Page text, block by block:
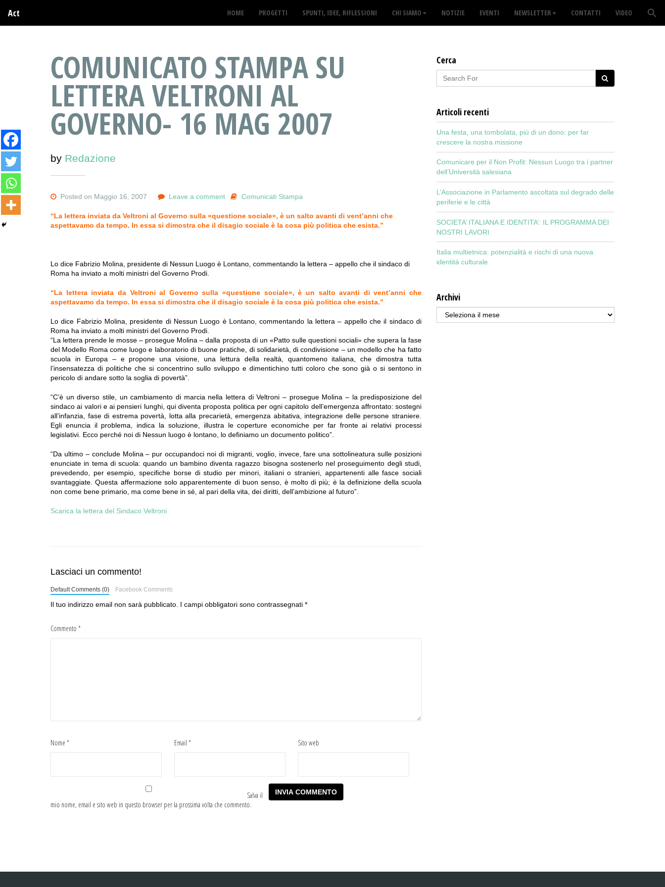
Act HOME PROGETTI SPUNTI, IDEE, RIFLESSIONI CHI SIAMO NOTIZIE EVENTI NEWSLETTER CONTATTI VIDEO
COMUNICATO STAMPA SU
LETTERA VELTRONI AL
GOVERNO- 16 MAG 2007
by Redazione
Posted on Maggio 16, 2007 Leave a comment Comunicati Stampa
“La lettera inviata da Veltroni al Governo sulla «questione sociale», è un salto avanti di vent’anni che
aspettavamo da tempo. In essa si dimostra che il disagio sociale è la cosa più politica che esista.”
Lo dice Fabrizio Molina, presidente di Nessun Luogo è Lontano, commentando la lettera – appello che il sindaco di
Roma ha inviato a molti ministri del Governo Prodi.
“La lettera inviata da Veltroni al Governo sulla «questione sociale», è un salto avanti di vent’anni che
aspettavamo da tempo. In essa si dimostra che il disagio sociale è la cosa più politica che esista.”
Lo dice Fabrizio Molina, presidente di Nessun Luogo è Lontano, commentando la lettera – appello che il sindaco di
Roma ha inviato a molti ministri del Governo Prodi.
“La lettera prende le mosse – prosegue Molina – dalla proposta di un «Patto sulle questioni sociali» che supera la fase
del Modello Roma come luogo e laboratorio di buone pratiche, di solidarietà, di condivisione – un modello che ha fatto
scuola in Europa – e propone una visione, una lettura della realtà, quantomeno italiana, che dimostra tutta
l’insensatezza di politiche che si concentrino sullo sviluppo e dimentichino tutti coloro che sono già o si sentono in
pericolo di andare sotto la soglia di povertà”.
“C’è un diverso stile, un cambiamento di marcia nella lettera di Veltroni – prosegue Molina – la predisposizione del
sindaco ai valori e ai pensieri lunghi, qui diventa proposta politica per ogni capitolo dell’emergenza affrontato: sostegni
all’infanzia, fase di estrema povertà, lotta alla precarietà, emergenza abitativa, integrazione delle persone straniere.
Egli enuncia il problema, indica la soluzione, illustra le coperture economiche per far fronte ai relativi processi
legislativi. Ecco perché noi di Nessun luogo è lontano, lo definiamo un documento politico”.
“Da ultimo – conclude Molina – pur occupandoci noi di migranti, voglio, invece, fare una sottolineatura sulle posizioni
enunciate in tema di scuola: quando un bambino diventa ragazzo bisogna sostenerlo nel proseguimento degli studi,
prevedendo, per esempio, specifiche borse di studio per minori, italiani o stranieri, appartenenti alle fasce sociali
svantaggiate. Questa affermazione solo apparentemente di buon senso, è molto di più; è la definizione della scuola
non come bene primario, ma come bene in sé, al pari della vita, dei diritti, dell’ambizione al futuro”.
Scarica la lettera del Sindaco Veltroni
Lasciaci un commento!
Default Comments (0) Facebook Comments
Il tuo indirizzo email non sarà pubblicato. I campi obbligatori sono contrassegnati *
Commento *
Nome * Email * Sito web
Salva il
mio nome, email e sito web in questo browser per la prossima volta che commento.
Cerca
Articoli recenti
Una festa, una tombolata, più di un dono: per far
crescere la nostra missione
Comunicare per il Non Profit: Nessun Luogo tra i partner
dell’Università salesiana
L’Associazione in Parlamento ascoltata sul degrado delle
periferie e le città
SOCIETA’ ITALIANA E IDENTITA’: IL PROGRAMMA DEI
NOSTRI LAVORI
Italia multietnica: potenzialità e rischi di una nuova
identità culturale
Archivi
Archivi